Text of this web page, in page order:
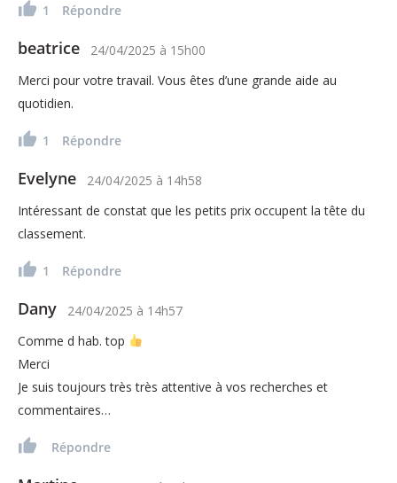
1 Répondre
beatrice 24/04/2025 à 15h00
Merci pour votre travail. Vous êtes d’une grande aide au
quotidien.
1 Répondre
Evelyne 24/04/2025 à 14h58
Intéressant de constat que les petits prix occupent la tête du
classement.
1 Répondre
Dany 24/04/2025 à 14h57
Comme d hab. top
Merci
Je suis toujours très très attentive à vos recherches et
commentaires…
Répondre